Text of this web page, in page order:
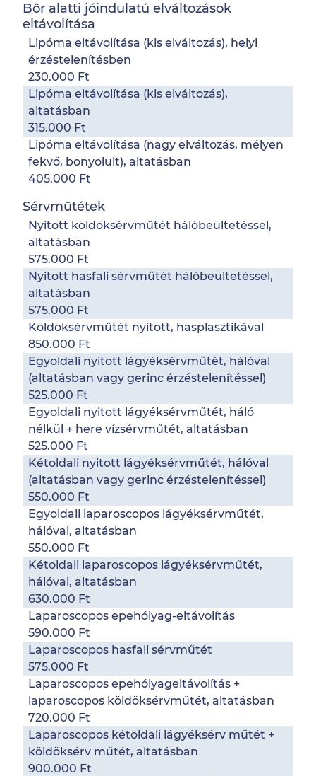
Bőr alatti jóindulatú elváltozások
eltávolítása
Lipóma eltávolítása (kis elváltozás), helyi
érzéstelenítésben
230.000 Ft
Lipóma eltávolítása (kis elváltozás),
altatásban
315.000 Ft
Lipóma eltávolítása (nagy elváltozás, mélyen
fekvő, bonyolult), altatásban
405.000 Ft
Sérvműtétek
Nyitott köldöksérvműtét hálóbeültetéssel,
altatásban
575.000 Ft
Nyitott hasfali sérvműtét hálóbeültetéssel,
altatásban
575.000 Ft
Köldöksérvműtét nyitott, hasplasztikával
850.000 Ft
Egyoldali nyitott lágyéksérvműtét, hálóval
(altatásban vagy gerinc érzéstelenítéssel)
525.000 Ft
Egyoldali nyitott lágyéksérvműtét, háló
nélkül + here vízsérvműtét, altatásban
525.000 Ft
Kétoldali nyitott lágyéksérvműtét, hálóval
(altatásban vagy gerinc érzéstelenítéssel)
550.000 Ft
Egyoldali laparoscopos lágyéksérvműtét,
hálóval, altatásban
550.000 Ft
Kétoldali laparoscopos lágyéksérvműtét,
hálóval, altatásban
630.000 Ft
Laparoscopos epehólyag-eltávolítás
590.000 Ft
Laparoscopos hasfali sérvműtét
575.000 Ft
Laparoscopos epehólyageltávolítás +
laparoscopos köldöksérvműtét, altatásban
720.000 Ft
Laparoscopos kétoldali lágyéksérv műtét +
köldöksérv műtét, altatásban
900.000 Ft